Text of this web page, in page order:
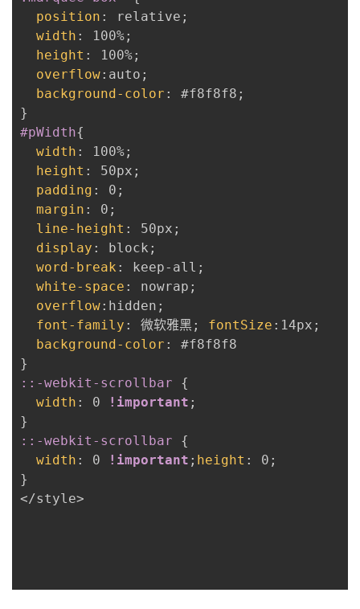
position : relative ;
width : 100%;
height : 100%;
overflow: auto ;
background-color : #f8f8f8 ;
}
#pWidth{
width : 100%;
height : 50px ;
padding : 0 ;
margin : 0 ;
line-height : 50px ;
display : block ;
word-break : keep-all ;
white-space : nowrap ;
overflow: hidden ;
font-family : 微软雅黑 ; fontSize : 14px ;
background-color :
}
::-webkit-scrollbar
{
width : 0 !important ;
}
::-webkit-scrollbar
{
width : 0 !important ; height : 0 ;
}
</style>